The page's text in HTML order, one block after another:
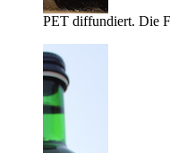
PET diffundiert. Die